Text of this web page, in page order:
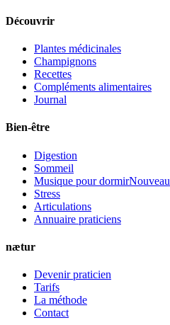
Découvrir
Plantes médicinales
Champignons
Recettes
Compléments alimentaires
Journal
Bien-être
Digestion
Sommeil
Musique pour dormirNouveau
Stress
Articulations
Annuaire praticiens
nætur
Devenir praticien
Tarifs
La méthode
Contact